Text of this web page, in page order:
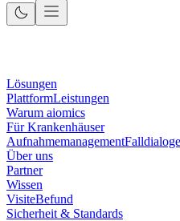
Lösungen
PlattformLeistungen
Warum aiomics
Für Krankenhäuser
AufnahmemanagementFalldialoge
Über uns
Partner
Wissen
VisiteBefund
Sicherheit & Standards